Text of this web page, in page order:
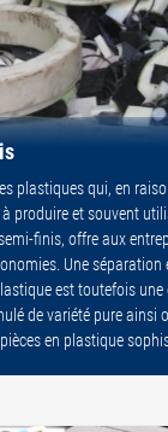
plastiques qui, en
produire et souvent
finis, offre aux
Une séparation
est toutefois
de variété pure ainsi
en plastique